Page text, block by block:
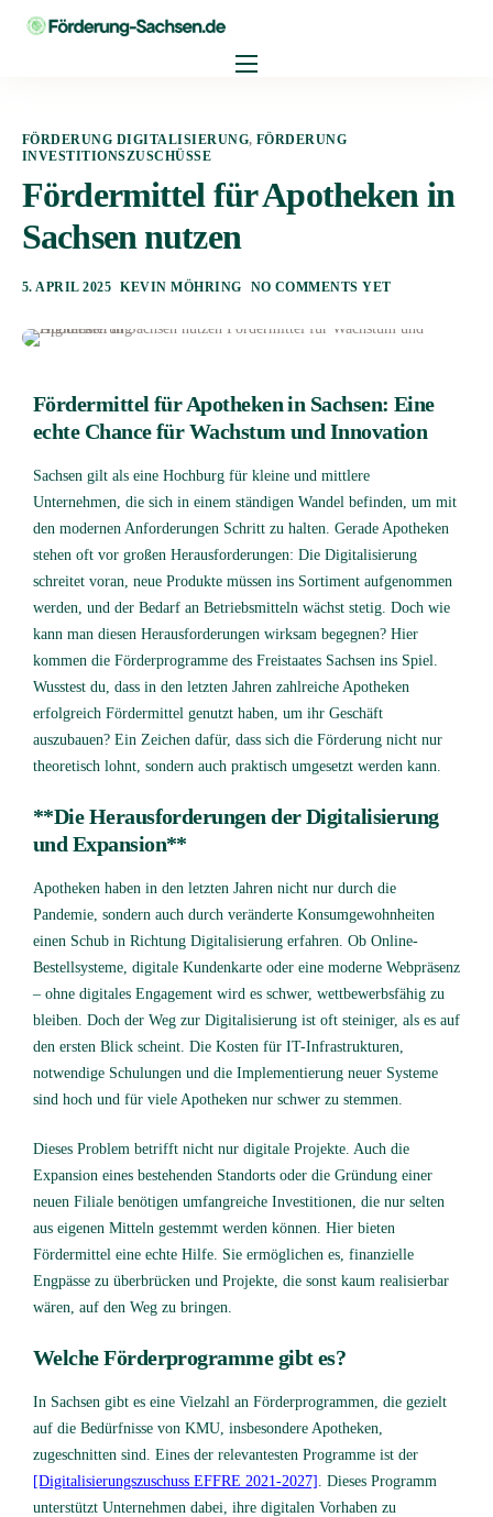
Personal
Investitionszuschüsse
Innovationszuschüsse
Blog
FÖRDERUNG DIGITALISIERUNG, FÖRDERUNG
INVESTITIONSZUSCHÜSSE
Fördermittel für Apotheken in
Sachsen nutzen
5. APRIL 2025 KEVIN MÖHRING NO COMMENTS YET
Fördermittel für Apotheken in Sachsen: Eine
echte Chance für Wachstum und Innovation
Sachsen gilt als eine Hochburg für kleine und mittlere
Unternehmen, die sich in einem ständigen Wandel befinden, um mit
den modernen Anforderungen Schritt zu halten. Gerade Apotheken
stehen oft vor großen Herausforderungen: Die Digitalisierung
schreitet voran, neue Produkte müssen ins Sortiment aufgenommen
werden, und der Bedarf an Betriebsmitteln wächst stetig. Doch wie
kann man diesen Herausforderungen wirksam begegnen? Hier
kommen die Förderprogramme des Freistaates Sachsen ins Spiel.
Wusstest du, dass in den letzten Jahren zahlreiche Apotheken
erfolgreich Fördermittel genutzt haben, um ihr Geschäft
auszubauen? Ein Zeichen dafür, dass sich die Förderung nicht nur
theoretisch lohnt, sondern auch praktisch umgesetzt werden kann.
**Die Herausforderungen der Digitalisierung
und Expansion**
Apotheken haben in den letzten Jahren nicht nur durch die
Pandemie, sondern auch durch veränderte Konsumgewohnheiten
einen Schub in Richtung Digitalisierung erfahren. Ob Online-
Bestellsysteme, digitale Kundenkarte oder eine moderne Webpräsenz
– ohne digitales Engagement wird es schwer, wettbewerbsfähig zu
bleiben. Doch der Weg zur Digitalisierung ist oft steiniger, als es auf
den ersten Blick scheint. Die Kosten für IT-Infrastrukturen,
notwendige Schulungen und die Implementierung neuer Systeme
sind hoch und für viele Apotheken nur schwer zu stemmen.
Dieses Problem betrifft nicht nur digitale Projekte. Auch die
Expansion eines bestehenden Standorts oder die Gründung einer
neuen Filiale benötigen umfangreiche Investitionen, die nur selten
aus eigenen Mitteln gestemmt werden können. Hier bieten
Fördermittel eine echte Hilfe. Sie ermöglichen es, finanzielle
Engpässe zu überbrücken und Projekte, die sonst kaum realisierbar
wären, auf den Weg zu bringen.
Welche Förderprogramme gibt es?
In Sachsen gibt es eine Vielzahl an Förderprogrammen, die gezielt
auf die Bedürfnisse von KMU, insbesondere Apotheken,
zugeschnitten sind. Eines der relevantesten Programme ist der
[Digitalisierungszuschuss EFFRE 2021-2027] . Dieses Programm
unterstützt Unternehmen dabei, ihre digitalen Vorhaben zu